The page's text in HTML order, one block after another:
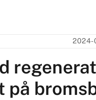
2024-
på